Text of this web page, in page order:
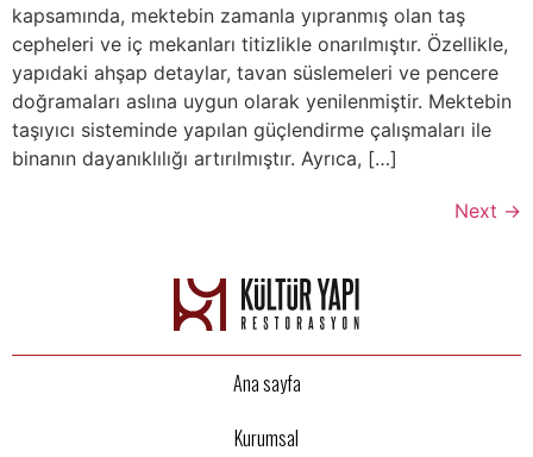
kapsamında, mektebin zamanla yıpranmış olan taş
cepheleri ve iç mekanları titizlikle onarılmıştır. Özellikle,
yapıdaki ahşap detaylar, tavan süslemeleri ve pencere
doğramaları aslına uygun olarak yenilenmiştir. Mektebin
taşıyıcı sisteminde yapılan güçlendirme çalışmaları ile
binanın dayanıklılığı artırılmıştır. Ayrıca, […]
Next →
Ana sayfa
Kurumsal